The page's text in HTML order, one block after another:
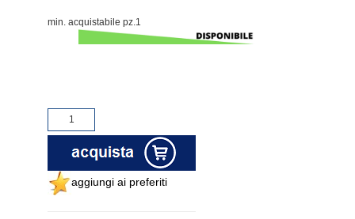
min. acquistabile pz.1
aggiungi ai preferiti